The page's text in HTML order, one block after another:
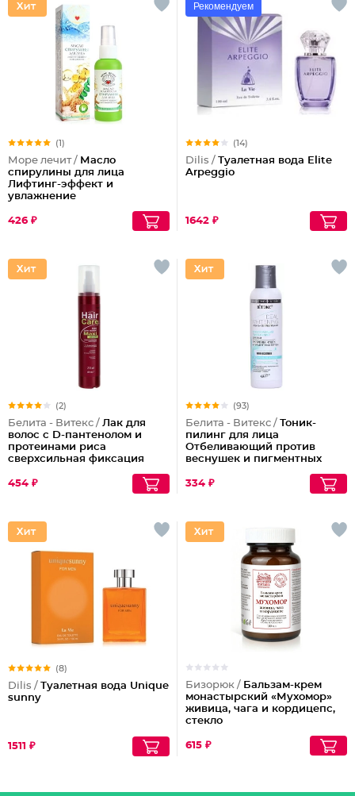
(1)
Море лечит / Масло
спирулины для лица
Лифтинг-эффект и
увлажнение
426 ₽
Рекомендуем
(14)
Dilis / Туалетная вода Elite
Arpeggio
1642 ₽
(2)
Белита - Витекс / Лак для
волос с D-пантенолом и
протеинами риса
сверхсильная фиксация
454 ₽
(93)
Белита - Витекс / Тоник-
пилинг для лица
Отбеливающий против
веснушек и пигментных
334 ₽
(8)
Dilis / Туалетная вода Unique
sunny
1511 ₽
Бизорюк / Бальзам-крем
монастырский «Мухомор»
живица, чага и кордицепс,
стекло
615 ₽